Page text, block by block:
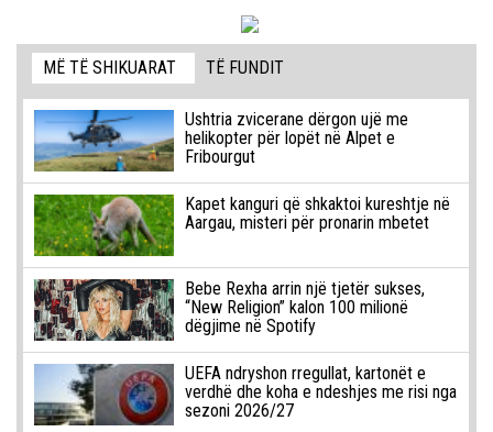
MË TË SHIKUARAT TË FUNDIT
Ushtria zvicerane dërgon ujë me
helikopter për lopët në Alpet e
Fribourgut
Kapet kanguri që shkaktoi kureshtje në
Aargau, misteri për pronarin mbetet
Bebe Rexha arrin një tjetër sukses,
“New Religion” kalon 100 milionë
dëgjime në Spotify
UEFA ndryshon rregullat, kartonët e
verdhë dhe koha e ndeshjes me risi nga
sezoni 2026/27